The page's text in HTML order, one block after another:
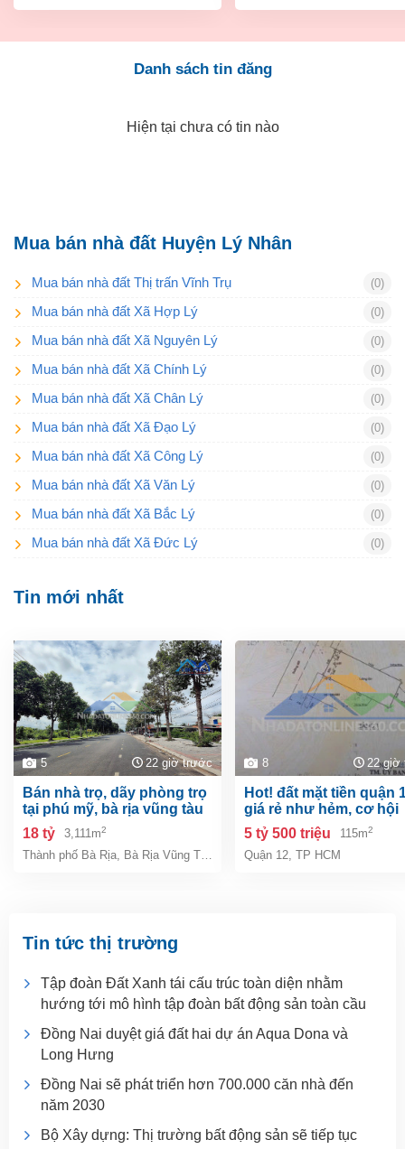
Danh sách tin đăng
Hiện tại chưa có tin nào
Mua bán nhà đất Huyện Lý Nhân
Mua bán nhà đất Thị trấn Vĩnh Trụ (0)
Mua bán nhà đất Xã Hợp Lý (0)
Mua bán nhà đất Xã Nguyên Lý (0)
Mua bán nhà đất Xã Chính Lý (0)
Mua bán nhà đất Xã Chân Lý (0)
Mua bán nhà đất Xã Đạo Lý (0)
Mua bán nhà đất Xã Công Lý (0)
Mua bán nhà đất Xã Văn Lý (0)
Mua bán nhà đất Xã Bắc Lý (0)
Mua bán nhà đất Xã Đức Lý (0)
Tin mới nhất
5 22 giờ trước
bán nhà trọ, dãy phòng trọ
tại phú mỹ, bà rịa vũng tàu
giá 18 tỷ
18 tỷ 3,111m2
Thành phố Bà Rịa, Bà Rịa Vũng Tàu
8 22 giờ
hot! đất mặt tiền quận 12 –
giá rẻ như hẻm, cơ hội
hiếm khó tìm!
5 tỷ 500 triệu 115m2
Quận 12, TP HCM
Tin tức thị trường
Tập đoàn Đất Xanh tái cấu trúc toàn diện nhằm
hướng tới mô hình tập đoàn bất động sản toàn cầu
Đồng Nai duyệt giá đất hai dự án Aqua Dona và
Long Hưng
Đồng Nai sẽ phát triển hơn 700.000 căn nhà đến
năm 2030
Bộ Xây dựng: Thị trường bất động sản sẽ tiếp tục